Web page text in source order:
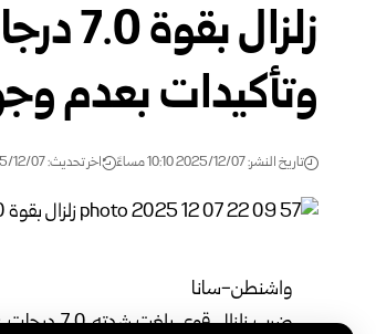
وتأكيدات بعدم
تاريخ النشر: 2025/12/07 10:10 مساءً اخر تحديث: 2025/12/07 10:10 مساءً
واشنطن-سانا
ضرب زلزال